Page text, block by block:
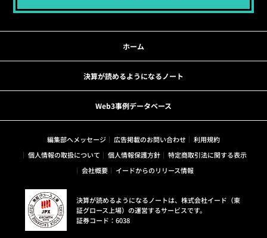
ホーム
決算が読めるようになるノート
Web3事例データベース
編集部へメッセージ 広告掲載のお問い合わせ
利用規約
個人情報の取扱について
個人情報保護方針
特定商取引法に関する表示
会社概要
イードからのリリース情報
決算が読めるようになるノートは、株式会社イード（東
証グロース上場）の運営するサービスです。
証券コード：6038